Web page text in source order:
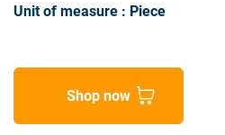
Unit of measure : Piece
Shop now